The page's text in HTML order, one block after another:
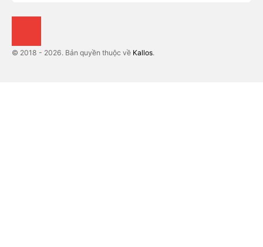
© 2018 - 2026. Bản quyền thuộc về Kallos.